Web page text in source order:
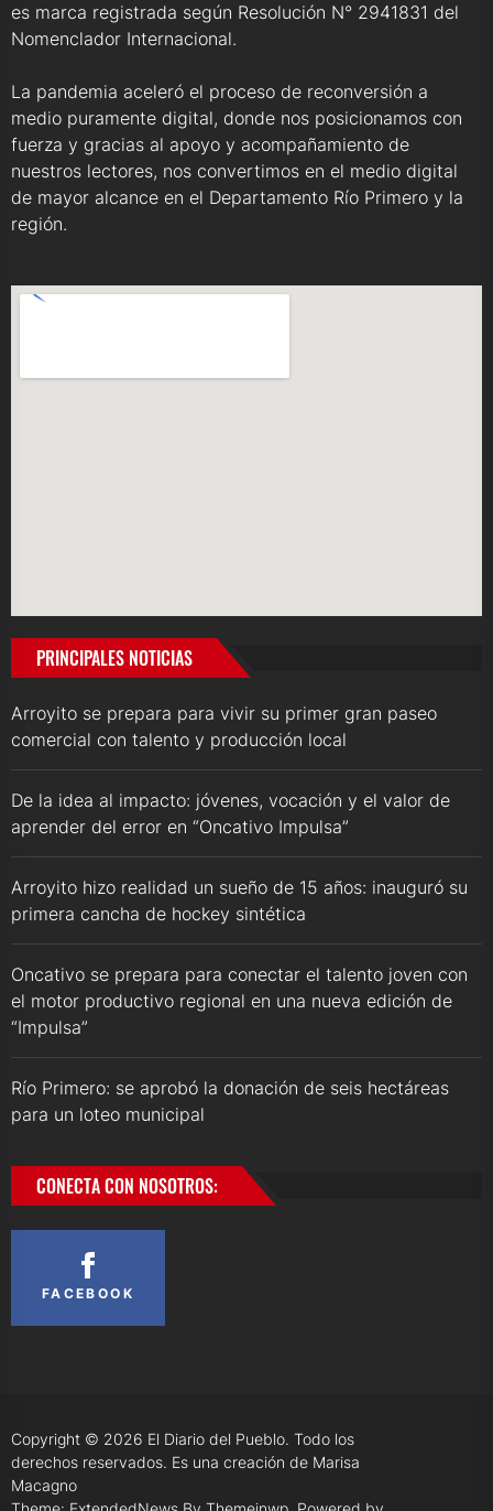
es marca registrada según Resolución N° 2941831 del
Nomenclador Internacional.
La pandemia aceleró el proceso de reconversión a
medio puramente digital, donde nos posicionamos con
fuerza y gracias al apoyo y acompañamiento de
nuestros lectores, nos convertimos en el medio digital
de mayor alcance en el Departamento Río Primero y la
región.
PRINCIPALES NOTICIAS
Arroyito se prepara para vivir su primer gran paseo
comercial con talento y producción local
De la idea al impacto: jóvenes, vocación y el valor de
aprender del error en “Oncativo Impulsa”
Arroyito hizo realidad un sueño de 15 años: inauguró su
primera cancha de hockey sintética
Oncativo se prepara para conectar el talento joven con
el motor productivo regional en una nueva edición de
“Impulsa”
Río Primero: se aprobó la donación de seis hectáreas
para un loteo municipal
CONECTA CON NOSOTROS:
FACEBOOK
Copyright © 2026 El Diario del Pueblo. Todo los
derechos reservados. Es una creación de Marisa
Macagno